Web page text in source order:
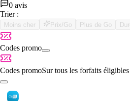
0 avis
Trier :
Moins cher Prix/Go Plus de Go
Codes promo
Codes promoSur tous les forfaits éligibles